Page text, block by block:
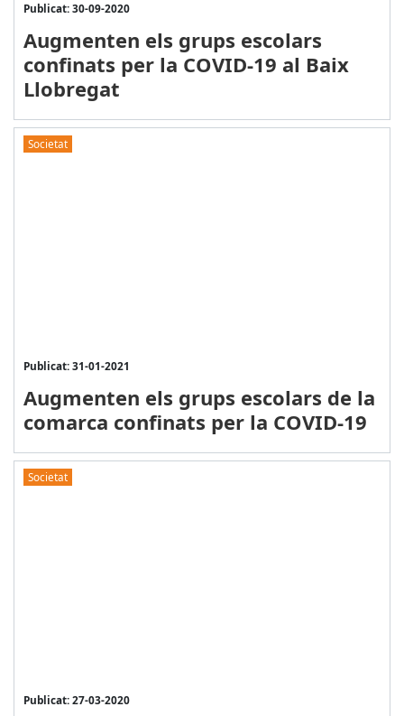
Publicat: 30-09-2020
Augmenten els grups escolars
confinats per la COVID-19 al Baix
Llobregat
Societat
Publicat: 31-01-2021
Augmenten els grups escolars de la
comarca confinats per la COVID-19
Societat
Publicat: 27-03-2020